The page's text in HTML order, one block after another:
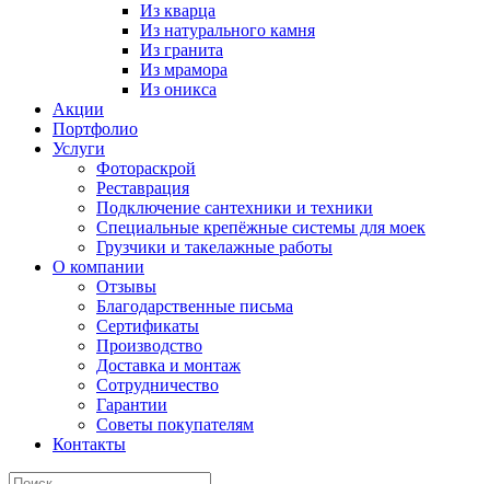
Из кварца
Из натурального камня
Из гранита
Из мрамора
Из оникса
Акции
Портфолио
Услуги
Фотораскрой
Реставрация
Подключение сантехники и техники
Специальные крепёжные системы для моек
Грузчики и такелажные работы
О компании
Отзывы
Благодарственные письма
Сертификаты
Производство
Доставка и монтаж
Сотрудничество
Гарантии
Советы покупателям
Контакты